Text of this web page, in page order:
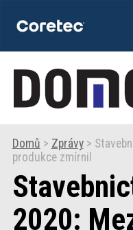
TIPY
Zprávy
Praxe
Fotogalerie
Domů > Zprávy>
produkce zmírnil
2020: